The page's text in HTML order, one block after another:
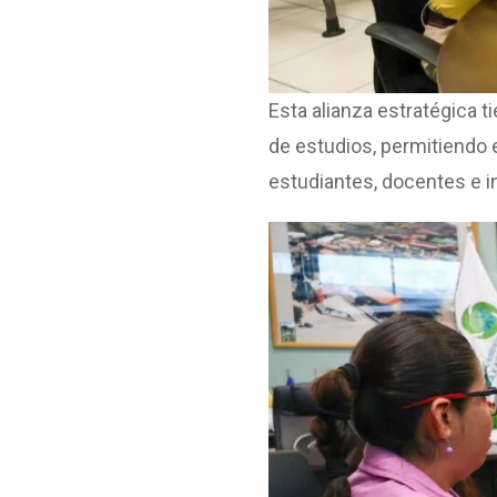
Esta alianza estratégica
de estudios, permitiendo
estudiantes, docentes e